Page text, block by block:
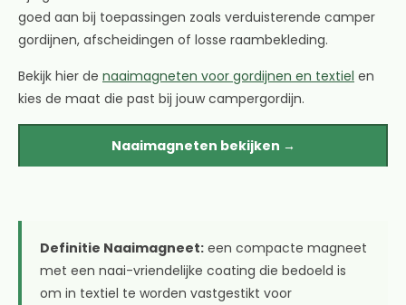
goed aan bij toepassingen zoals verduisterende camper
gordijnen, afscheidingen of losse raambekleding.
Bekijk hier de naaimagneten voor gordijnen en textiel en
kies de maat die past bij jouw campergordijn.
Naaimagneten bekijken →
Definitie Naaimagneet: een compacte magneet
met een naai-vriendelijke coating die bedoeld is
om in textiel te worden vastgestikt voor